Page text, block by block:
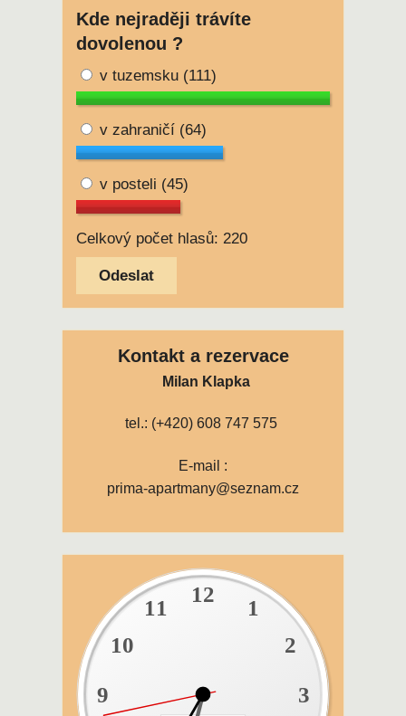
Kde nejraději trávíte
dovolenou ?
v tuzemsku (111)
v zahraničí (64)
v posteli (45)
Celkový počet hlasů: 220
Kontakt a rezervace
Milan Klapka
tel.: (+420) 608 747 575
E-mail :
prima-apartmany@seznam.cz
1
2
3
9
10
11
12